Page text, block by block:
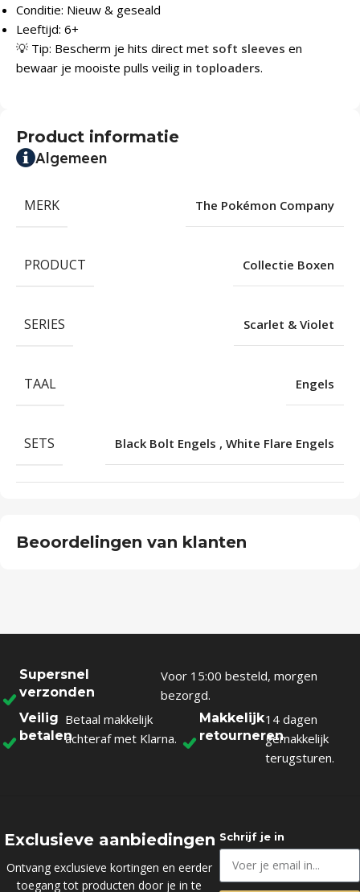
Conditie: Nieuw & geseald
Leeftijd: 6+
💡 Tip: Bescherm je hits direct met soft sleeves en
bewaar je mooiste pulls veilig in toploaders.
Product informatie
Algemeen
MERK The Pokémon Company
PRODUCT Collectie Boxen
SERIES Scarlet & Violet
TAAL Engels
SETS Black Bolt Engels , White Flare Engels
Beoordelingen van klanten
Supersnel
verzonden
Voor 15:00 besteld, morgen
bezorgd.
Veilig
betalen
Betaal makkelijk
achteraf met Klarna.
Makkelijk
retourneren
14 dagen
gemakkelijk
terugsturen.
Exclusieve aanbiedingen
Ontvang exclusieve kortingen en eerder
toegang tot producten door je in te
Schrijf je in